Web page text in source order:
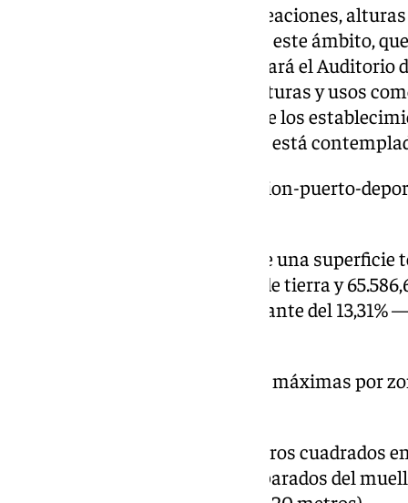
El objetivo es modificar las alineaciones,
normativa por la cual se ordena este ámbito,
terrenos sobre los que se levantará el Auditorio
definen nuevas alineaciones, alturas y usos
peatonal y continuidad visual de los
se ubicarán junto a la plaza que está
https://www.101tv.es/tramitacion-puerto-
La ordenación aprobada incluye una superficie
metros cuadrados —48.650,16 de tierra y
volúmenes edificados sobre rasante del
En cuanto a las edificabilidades máximas por
Uso comercial: 30.000 metros cuadrados
previstas deberán estar separados del